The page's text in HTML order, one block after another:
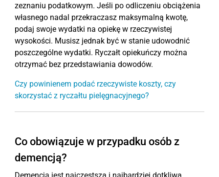
zeznaniu podatkowym. Jeśli po odliczeniu obciążenia
własnego nadal przekraczasz maksymalną kwotę,
podaj swoje wydatki na opiekę w rzeczywistej
wysokości. Musisz jednak być w stanie udowodnić
poszczególne wydatki. Ryczałt opiekuńczy można
otrzymać bez przedstawiania dowodów.
Czy powinienem podać rzeczywiste koszty, czy
skorzystać z ryczałtu pielęgnacyjnego?
Co obowiązuje w przypadku osób z
demencją?